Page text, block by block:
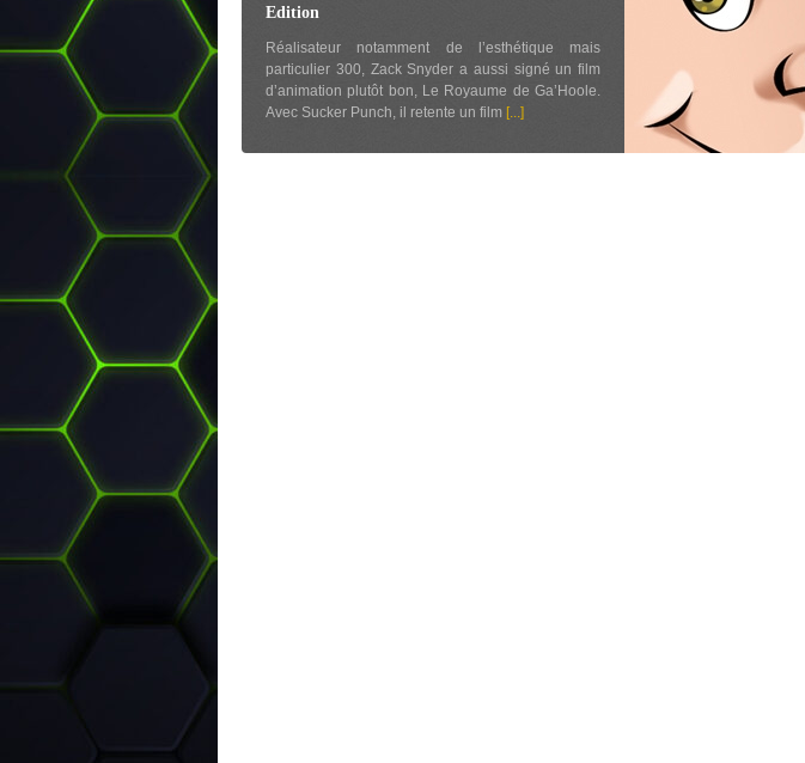
Edition
Réalisateur notamment de l’esthétique mais
particulier 300, Zack Snyder a aussi signé un film
d’animation plutôt bon, Le Royaume de Ga’Hoole.
Avec Sucker Punch, il retente un film [...]